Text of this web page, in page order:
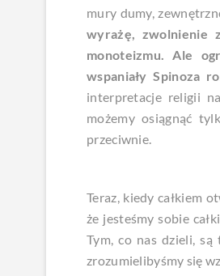
mury dumy,
wyrażę, zwolnienie
monoteizmu. Ale
wspaniały Spinoza
interpretacje religii
możemy osiągnąć
przeciwnie.
Teraz, kiedy całkiem
że jesteśmy sobie
Tym, co nas dzieli, są
zrozumielibyśmy się